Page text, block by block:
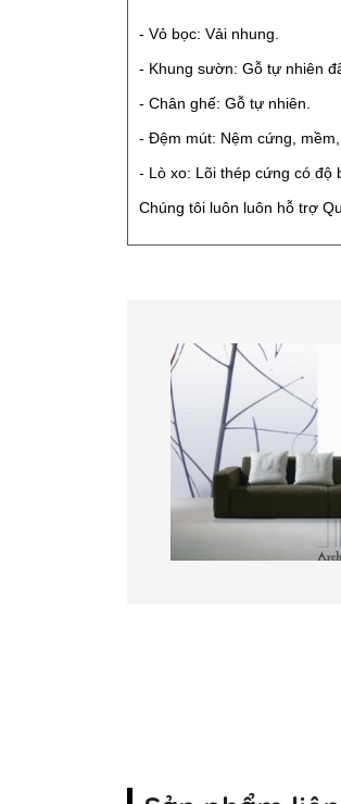
- Vỏ bọc: Vải nhung.
- Khung sườn: Gỗ tự nhiên
- Chân ghế: Gỗ tự nhiên.
- Đệm mút: Nệm cứng,
- Lò xo: Lõi thép cứng có độ
Chúng tôi luôn luôn hỗ trợ